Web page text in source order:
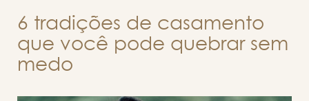
6 tradições de casamento
que você pode quebrar sem
medo